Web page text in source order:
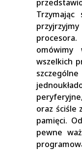
procesora.
omówimy
wszelkich
oraz ściśle
pamięci.
pewne